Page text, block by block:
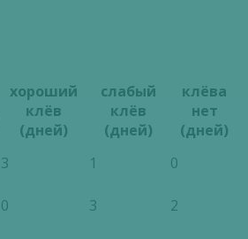
хороший
клёв
(дней)
слабый
клёв
(дней)
клёва
нет
(дней)
3 1
0
0 3
2